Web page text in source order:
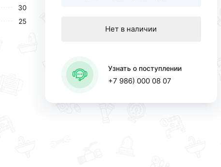
30
25
Нет в наличии
Узнать о поступлении
+7 986) 000 08 07